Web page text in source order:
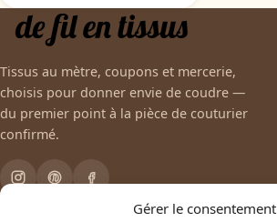
Gérer le consentement
Tissus au mètre, coupons et mercerie,
choisis pour donner envie de coudre —
du premier point à la pièce de couturier
confirmé.